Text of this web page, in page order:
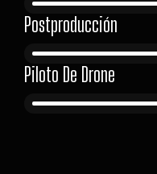
Postproducción
Piloto De Drone